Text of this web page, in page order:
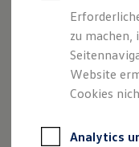
Leasing
Junge
zu machen,
Website
Cookies
Analytics